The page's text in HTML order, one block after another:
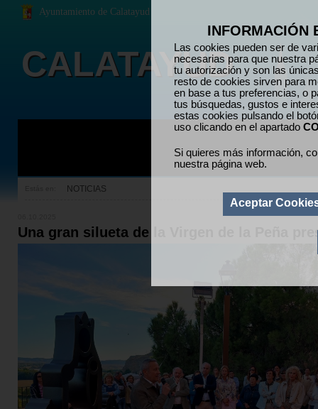
INFORMACIÓN
Las cookies pueden ser de
necesarias para que nuestra
tu autorización y son las
resto de cookies sirven para
en base a tus preferencias, o
tus búsquedas, gustos e
estas cookies pulsando el
uso clicando en el apartado
Si quieres más información,
nuestra página web.
Aceptar
Una gran silueta de la Virgen de la Peña
NOTICIAS
Ayuntamiento de Calatayud
CALATAYUD